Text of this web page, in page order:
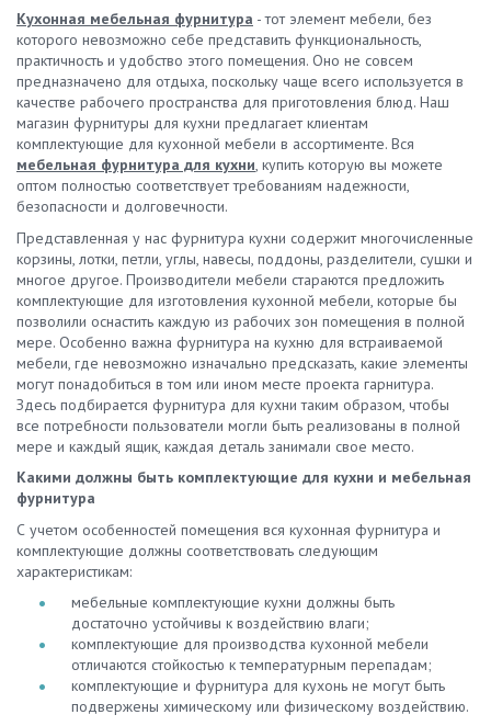
городах и странах СНГ.
от влаги и загрязнений. Плинтус для кухонной мебели
обеспечивает изоляцию рабочей зоны от других элементов
интерьера. В результате приготовление пищи не вредит
отделке и меблировке помещения. Купить алюминиевый
плинтус для кухонных столешниц или отдать предпочтение
пластиковым моделям – решать вам. Главное, чтобы изделие
отвечало требованиям надежности и экономичности. Где
купить кухонный плинтус? Предлагаем купить плинтус кухонный
для столешницы в Москве, СПб, Екатеринбурге, Челябинске и
других городах. Предлагаем широкий ассортимент продукции
по выгодным ценам. У нас вы всегда можете приобрести
кухонные плинтусы алюминиевые и пластиковые – в каталоге
представлены модели разных расцветок, габаритов и форм.
Каждый плинтус для кухонного фартука отвечает высоким
стандартам качества. При правильной установке он может
прослужить более 5-ти лет без необходимости ремонта и
замены. Все еще думаете, где купить алюминиевый плинтус?
Сделайте заказ в нашей компании. Мы предлагаем купить
пристеночный алюминиевый плинтус для столешницы в
Москве, СПб, Екатеринбурге, Самаре, Челябинске,
Новосибирске, Самаре, Нижнем Новгороде, Минске,
доставку и гарантируем выгодные цены. Производство
алюминиевых и пластиковых плинтусов осуществляется в
соответствии с отечественными и мировыми стандартами
качества. Мы также реализуем комплектующие и предлагаем
купить углы, заглушки для плинтуса кухонной столешницы.
из алюминия или пластика. Будем рады предоставить
профессиональную консультацию и помочь вам определиться
с выбором.
нужно смотреть инструкцию и следовать советам
производителей ограничителей сифонов.
алюминий, также используются МДФ и ДСП. От типа панелей
зависят их характеристики, долговечность и надежность в
эксплуатации. Предлагаем купить белый или черный цоколь
ПВХ для кухни высотой 100 мм, 150 мм. В ассортименте и
алюминиевые модели, и решения в других цветах. Мы
обеспечили максимально широкий выбор для создания
практичных и гармоничных интерьеров. Материалы, размеры и
цвета кухонного цоколя Обычно мебельный цоколь для кухни
имеет фиксированную высоту в диапазоне 10 или 15 см.
Выбор расцветок практически неограничен. Вы можете купить
металлические планки или изделия из ламинированных МДФ и
ДСП – широкая цветовая палитра позволит подобрать панели
для любых интерьеров. Главное – обратить внимание на
особенности материала и ключевые критерии выбора. Что
учесть, выбирая цоколь для кухонной мебели напольный:
Высота планки должна соответствовать длине ножек. Следует
подбирать цоколь под кухню – под цвет и фактуру фасадов.
При необходимости стоит купить клипсы и плинтус цоколя для
кухни. Комплектующие для цоколя кухни должны
соответствовать его параметрам. Для усиления
водоотталкивающих свойств можно использовать уплотнители.
Панели из ПВХ. Кухонный цоколь пластиковый характеризует
экономичность и простота монтажа. Он не такой прочный, как
поставленной задачей. Цена на ПВХ панели для цоколя на
порядок ниже, чем на алюминиевые. Они просты в монтаже,
обладают высокой эстетикой. Цоколь пластиковый
декоративный для опоры выполняется в разнообразии цветов,
на поверхность также могут наноситься рисунки. Результат –
идеальное сочетание с мебелью. Кухонные цоколя ПВХ при
правильном выборе и монтаже не выделяются, не портят
эстетику интерьера. Планки представлены в классических и
нестандартных габаритах. Вы можете купить цоколь для кухни
Кухонная мебельная фурнитура - тот элемент мебели, без
которого невозможно себе представить функциональность,
практичность и удобство этого помещения. Оно не совсем
предназначено для отдыха, поскольку чаще всего используется в
качестве рабочего пространства для приготовления блюд. Наш
магазин фурнитуры для кухни предлагает клиентам
комплектующие для кухонной мебели в ассортименте. Вся
мебельная фурнитура для кухни, купить которую вы можете
оптом полностью соответствует требованиям надежности,
безопасности и долговечности.
Представленная у нас фурнитура кухни содержит многочисленные
корзины, лотки, петли, углы, навесы, поддоны, разделители, сушки и
многое другое. Производители мебели стараются предложить
комплектующие для изготовления кухонной мебели, которые бы
позволили оснастить каждую из рабочих зон помещения в полной
мере. Особенно важна фурнитура на кухню для встраиваемой
мебели, где невозможно изначально предсказать, какие элементы
могут понадобиться в том или ином месте проекта гарнитура.
Здесь подбирается фурнитура для кухни таким образом, чтобы
все потребности пользователи могли быть реализованы в полной
мере и каждый ящик, каждая деталь занимали свое место.
Какими должны быть комплектующие для кухни и мебельная
фурнитура
С учетом особенностей помещения вся кухонная фурнитура и
комплектующие должны соответствовать следующим
характеристикам:
мебельные комплектующие кухни должны быть
достаточно устойчивы к воздействию влаги;
комплектующие для производства кухонной мебели
отличаются стойкостью к температурным перепадам;
комплектующие и фурнитура для кухонь не могут быть
подвержены химическому или физическому воздействию.